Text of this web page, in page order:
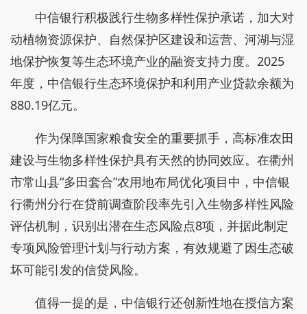
中信银行积极践行生物多样性保护承诺，加大对
动植物资源保护、自然保护区建设和运营、河湖与湿
地保护恢复等生态环境产业的融资支持力度。2025
年度，中信银行生态环境保护和利用产业贷款余额为
880.19亿元。
作为保障国家粮食安全的重要抓手，高标准农田
建设与生物多样性保护具有天然的协同效应。在衢州
市常山县“多田套合”农用地布局优化项目中，中信银
行衢州分行在贷前调查阶段率先引入生物多样性风险
评估机制，识别出潜在生态风险点8项，并据此制定
专项风险管理计划与行动方案，有效规避了因生态破
坏可能引发的信贷风险。
值得一提的是，中信银行还创新性地在授信方案